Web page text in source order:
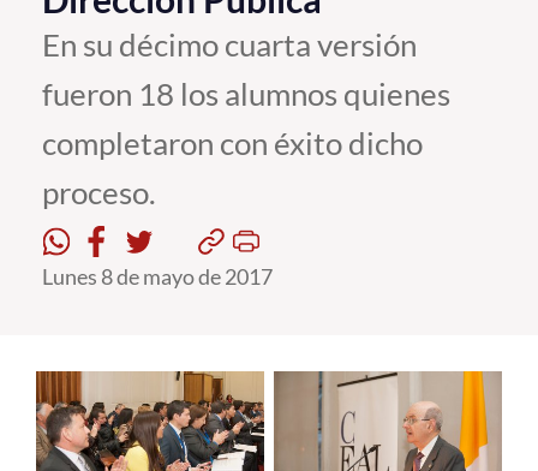
Vinculación con el Medio
Admisión
Postgrado
Formación Continua
Académicos
Funcionarios
En su décimo cuarta versión
fueron 18 los alumnos quienes
completaron con éxito dicho
proceso.
Lunes 8 de mayo de 2017